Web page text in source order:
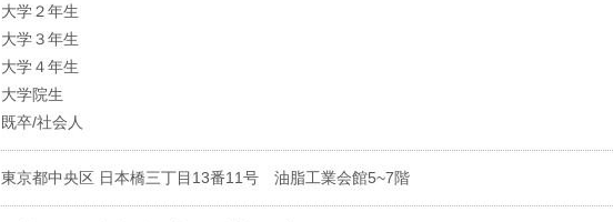
大学２年生
大学３年生
大学４年生
大学院生
既卒/社会人
東京都中央区 日本橋三丁目13番11号 油脂工業会館5~7階